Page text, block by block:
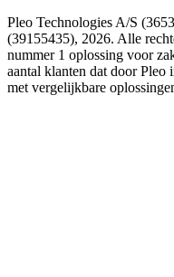
Pleo Technologies A/S
(39155435), 2026. Alle
nummer 1 oplossing voor
aantal klanten dat door
met vergelijkbare